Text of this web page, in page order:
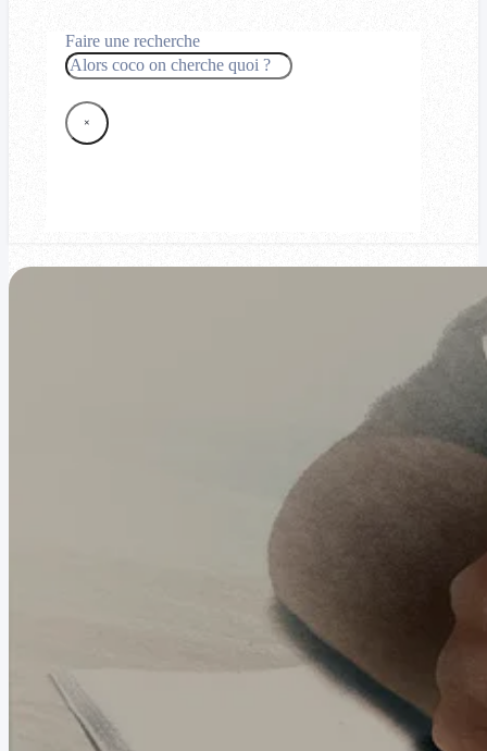
Faire une recherche
Rechercher
×